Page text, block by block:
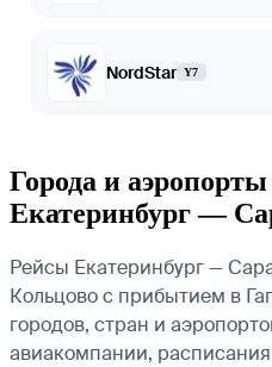
NordStar Y7
Города и
Екатеринбург —
Рейсы Екатеринбург —
Кольцово с прибытием в
городов, стран и
авиакомпании,